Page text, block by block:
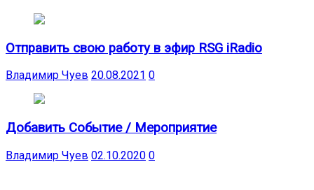
Отправить свою работу в эфир RSG iRadio
Владимир Чуев 20.08.2021 0
Добавить Событие / Мероприятие
Владимир Чуев 02.10.2020 0